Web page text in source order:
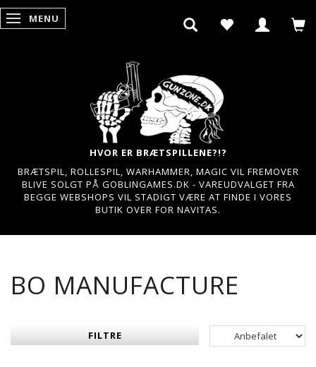
SKIFTE NAVIGATION
MENU
HVOR ER BRÆTSPILLENE?!?
BRÆTSPIL, ROLLESPIL, WARHAMMER, MAGIC VIL FREMOVER
BLIVE SOLGT PÅ GOBLINGAMES.DK - VAREUDVALGET FRA
BEGGE WEBSHOPS VIL STADIGT VÆRE AT FINDE I VORES
BUTIK OVER FOR NAVITAS.
BO MANUFACTURE
FILTRE